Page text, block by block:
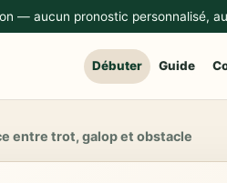
— aucun pronostic personnalisé,
Débuter Guide
entre trot, galop et obstacle